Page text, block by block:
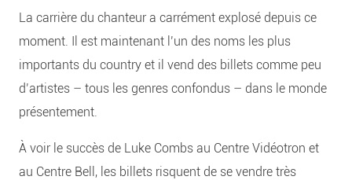
La carrière du chanteur a carrément explosé depuis ce
moment. Il est maintenant l’un des noms les plus
importants du country et il vend des billets comme peu
d’artistes – tous les genres confondus – dans le monde
présentement.
À voir le succès de Luke Combs au Centre Vidéotron et
au Centre Bell, les billets risquent de se vendre très